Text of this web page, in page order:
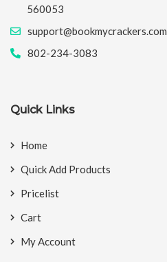
560053
support@bookmycrackers.com
802-234-3083
Quick Links
Home
Quick Add Products
Pricelist
Cart
My Account